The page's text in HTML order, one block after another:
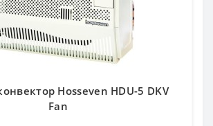
Hosseven HDU-5 DKV
Fan